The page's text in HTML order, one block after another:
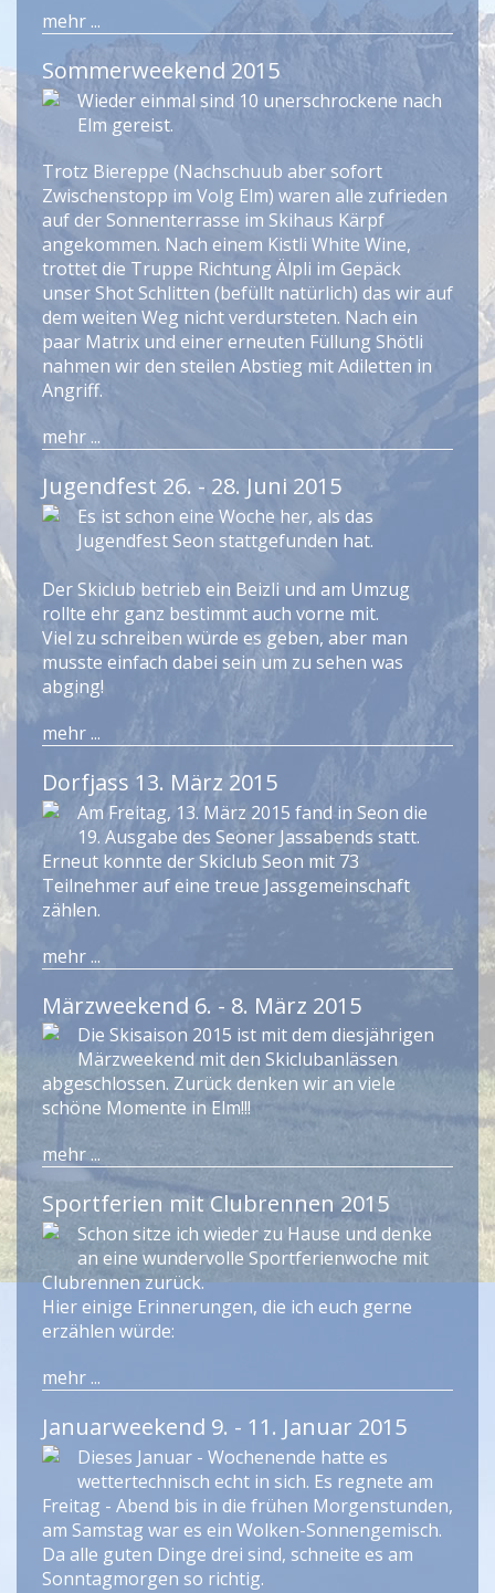
mehr ...
Sommerweekend 2015
Wieder einmal sind 10 unerschrockene nach
Elm gereist.
Trotz Biereppe (Nachschuub aber sofort
Zwischenstopp im Volg Elm) waren alle zufrieden
auf der Sonnenterrasse im Skihaus Kärpf
angekommen. Nach einem Kistli White Wine,
trottet die Truppe Richtung Älpli im Gepäck
unser Shot Schlitten (befüllt natürlich) das wir auf
dem weiten Weg nicht verdursteten. Nach ein
paar Matrix und einer erneuten Füllung Shötli
nahmen wir den steilen Abstieg mit Adiletten in
Angriff.
mehr ...
Jugendfest 26. - 28. Juni 2015
Es ist schon eine Woche her, als das
Jugendfest Seon stattgefunden hat.
Der Skiclub betrieb ein Beizli und am Umzug
rollte ehr ganz bestimmt auch vorne mit.
Viel zu schreiben würde es geben, aber man
musste einfach dabei sein um zu sehen was
abging!
mehr ...
Dorfjass 13. März 2015
Am Freitag, 13. März 2015 fand in Seon die
19. Ausgabe des Seoner Jassabends statt.
Erneut konnte der Skiclub Seon mit 73
Teilnehmer auf eine treue Jassgemeinschaft
zählen.
mehr ...
Märzweekend 6. - 8. März 2015
Die Skisaison 2015 ist mit dem diesjährigen
Märzweekend mit den Skiclubanlässen
abgeschlossen. Zurück denken wir an viele
schöne Momente in Elm!!!
mehr ...
Sportferien mit Clubrennen 2015
Schon sitze ich wieder zu Hause und denke
an eine wundervolle Sportferienwoche mit
Clubrennen zurück.
Hier einige Erinnerungen, die ich euch gerne
erzählen würde:
mehr ...
Januarweekend 9. - 11. Januar 2015
Dieses Januar - Wochenende hatte es
wettertechnisch echt in sich. Es regnete am
Freitag - Abend bis in die frühen Morgenstunden,
am Samstag war es ein Wolken-Sonnengemisch.
Da alle guten Dinge drei sind, schneite es am
Sonntagmorgen so richtig.